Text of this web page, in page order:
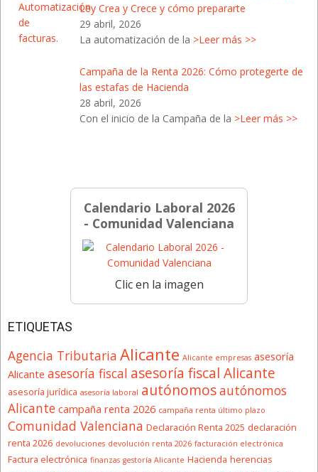
Ley Crea y Crece y cómo prepararte
29 abril, 2026
La automatización de la >Leer más >>
Campaña de la Renta 2026: Cómo protegerte de
las estafas de Hacienda
28 abril, 2026
Con el inicio de la Campaña de la >Leer más >>
Calendario Laboral 2026
- Comunidad Valenciana
Clic en la imagen
ETIQUETAS
Agencia Tributaria Alicante Alicante empresas asesoría
Alicante asesoría fiscal asesoría fiscal Alicante
asesoría jurídica asesoría laboral autónomosautónomos
Alicante campaña renta 2026 campaña renta último plazo
Comunidad Valenciana Declaración Renta 2025 declaración
renta 2026 devoluciones devolución renta 2026 facturación electrónica
Factura electrónica finanzas gestoría Alicante Hacienda herencias